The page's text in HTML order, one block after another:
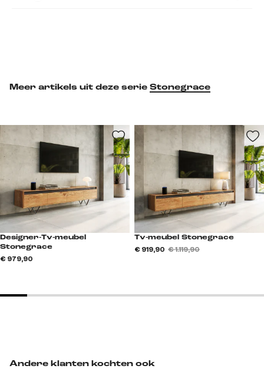
Andere klanten kochten ook
Meer artikels uit deze serie Stonegrace
Designer-Tv-meubel
Stonegrace
€ 979,90
Tv-meubel Stonegrace
€ 919,90 € 1.119,90